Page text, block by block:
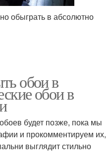
обыграть в абсолютно
обои в
обои в
будет позже, пока мы
и прокомментируем их,
выглядит стильно